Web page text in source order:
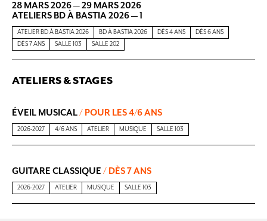
28 MARS 2026—29 MARS 2026
ATELIERS BD À BASTIA 2026 — 1
ATELIER BD À BASTIA 2026 BD À BASTIA 2026 DÈS 4 ANS
DÈS 6 ANS
DÈS 7 ANS
SALLE 103 SALLE 202
ATELIERS & STAGES
ÉVEIL MUSICAL/ POUR LES 4/6 ANS
2026-2027 4/6 ANS ATELIER MUSIQUE SALLE 103
GUITARE CLASSIQUE / DÈS 7 ANS
2026-2027 ATELIER MUSIQUE SALLE 103